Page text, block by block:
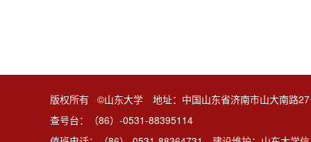
版权所有 ©山东大学 地址：中国山东省济南市山大南
查号台：（86）-0531-88395114